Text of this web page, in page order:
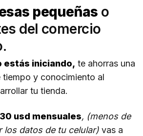
pequeñas o
del comercio
estás iniciando, te ahorras una
y conocimiento al
tu tienda.
usd mensuales, (menos de
los datos de tu celular) vas a